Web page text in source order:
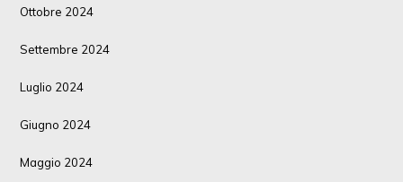
Ottobre 2024
Settembre 2024
Luglio 2024
Giugno 2024
Maggio 2024